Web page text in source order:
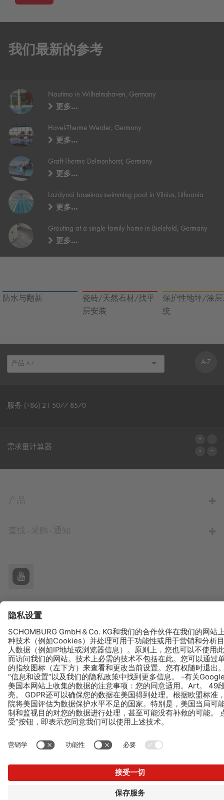
我们最新的参考
Nautimo in Wilhelmshaven, Germany
更多…
Havel-Therme Werder, Germany
更多…
Graft-Therme Delmenhorst, Germany
更多…
Lazdynai baseinas swimming pool in Vilnius, Lithuania
更多…
Grouting at a single family home in Bielefeld, Germany
更多…
防水与翻新
瓷砖/天然石材/找平
层安装
保护性地坪/涂层
统
A-Z
服务 (+86) 21 5077 8570
需求量计算器
© Schomburg.
Design & Development +| LOUIS INTERNET